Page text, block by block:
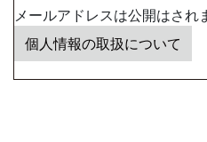
メールアドレスは公開はされ
個人情報の取扱について